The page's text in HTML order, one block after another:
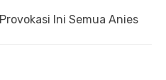
Ini Semua Anies